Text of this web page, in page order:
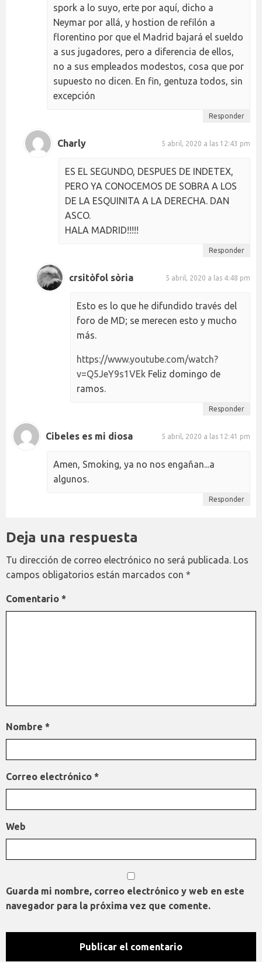
spork a lo suyo, erte por aquí, dicho a
Neymar por allá, y hostion de refilón a
florentino por que el Madrid bajará el sueldo
a sus jugadores, pero a diferencia de ellos,
no a sus empleados modestos, cosa que por
supuesto no dicen. En fin, gentuza todos, sin
excepción
Responder
Charly 5 abril, 2020 a las 12:43 pm
ES EL SEGUNDO, DESPUES DE INDETEX,
PERO YA CONOCEMOS DE SOBRA A LOS
DE LA ESQUINITA A LA DERECHA. DAN
ASCO.
HALA MADRID!!!!!
Responder
crsitòfol sòria 5 abril, 2020 a las 4:48 pm
Esto es lo que he difundido través del
foro de MD; se merecen esto y mucho
más.
https://www.youtube.com/watch?
v=Q5JeY9s1VEk Feliz domingo de
ramos.
Responder
Cibeles es mi diosa 5 abril, 2020 a las 12:41 pm
Amen, Smoking, ya no nos engañan...a
algunos.
Responder
Deja una respuesta
Tu dirección de correo electrónico no será publicada. Los
campos obligatorios están marcados con *
Comentario *
Nombre *
Correo electrónico *
Web
Guarda mi nombre, correo electrónico y web en este
navegador para la próxima vez que comente.